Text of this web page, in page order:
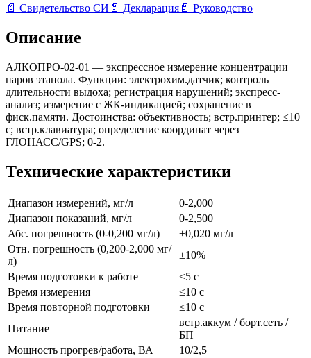
📄 Свидетельство СИ 📄 Декларация 📄 Руководство
Описание
АЛКОПРО-02-01 — экспрессное измерение концентрации
паров этанола. Функции: электрохим.датчик; контроль
длительности выдоха; регистрация нарушений; экспресс-
анализ; измерение с ЖК-индикацией; сохранение в
фиск.памяти. Достоинства: объективность; встр.принтер; ≤10
с; встр.клавиатура; определение координат через
ГЛОНАСС/GPS; 0-2.
Технические характеристики
Диапазон измерений, мг/л
0-2,000
Диапазон показаний, мг/л
0-2,500
Абс. погрешность (0-0,200 мг/л)
±0,020 мг/л
Отн. погрешность (0,200-2,000 мг/
л)
±10%
Время подготовки к работе
≤5 с
Время измерения
≤10 с
Время повторной подготовки
≤10 с
Питание
встр.аккум / борт.сеть /
БП
Мощность прогрев/работа, ВА
10/2,5